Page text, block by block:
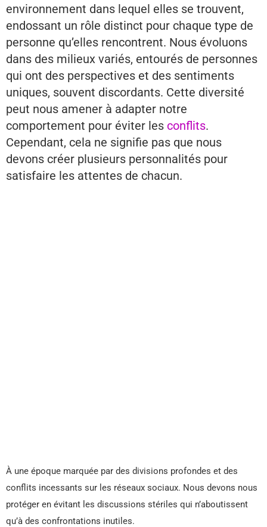
environnement dans lequel elles se trouvent,
endossant un rôle distinct pour chaque type de
personne qu’elles rencontrent. Nous évoluons
dans des milieux variés, entourés de personnes
qui ont des perspectives et des sentiments
uniques, souvent discordants. Cette diversité
peut nous amener à adapter notre
comportement pour éviter les conflits.
Cependant, cela ne signifie pas que nous
devons créer plusieurs personnalités pour
satisfaire les attentes de chacun.
À une époque marquée par des divisions profondes et des
conflits incessants sur les réseaux sociaux. Nous devons nous
protéger en évitant les discussions stériles qui n’aboutissent
qu’à des confrontations inutiles.